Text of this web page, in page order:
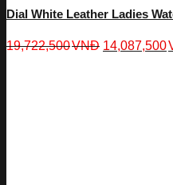
Dial White Leather Ladies
19,722,500VNĐ 14,087,500